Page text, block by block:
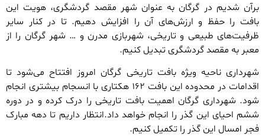
برآن شدیم در گرگان به عنوان شهر مقصد گردشگری، هویت این
بافت را حفظ و ارزش‌های آن را افزایش دهیم. تا در کنار سایر
ظرفیت‌های طبیعی و تاریخی، شهربازی مدرن و … شهر گرگان را از
معبر به مقصد گردشگری تبدیل کنیم.
شهرداری ناحیه ویژه بافت تاریخی گرگان امروز افتتاح می‌شود تا
اقدامات در محدوده این بافت ۱۶۲ هکتاری با انسجام بیشتری انجام
شود. شهرداری گرگان اهمیت بافت تاریخی را درک کرده و در دوره
ششم احیای این گذر را انجام خواهد داد.انتظار داریم تا دهه مبارک
فجر امسال این گذر را تکمیل کنیم.